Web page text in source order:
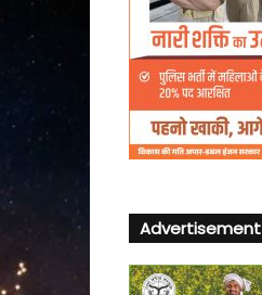
Advertisement